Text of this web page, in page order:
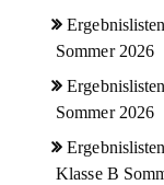
Sommer 2026
Sommer 2026
Klasse B